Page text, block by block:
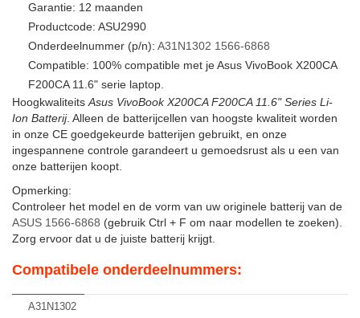
Garantie: 12 maanden
Productcode: ASU2990
Onderdeelnummer (p/n): A31N1302 1566-6868
Compatible: 100% compatible met je Asus VivoBook X200CA
F200CA 11.6" serie laptop.
Hoogkwaliteits Asus VivoBook X200CA F200CA 11.6" Series Li-
Ion Batterij. Alleen de batterijcellen van hoogste kwaliteit worden
in onze CE goedgekeurde batterijen gebruikt, en onze
ingespannene controle garandeert u gemoedsrust als u een van
onze batterijen koopt.
Opmerking:
Controleer het model en de vorm van uw originele batterij van de
ASUS 1566-6868 (gebruik Ctrl + F om naar modellen te zoeken).
Zorg ervoor dat u de juiste batterij krijgt.
Compatibele onderdeelnummers:
A31N1302